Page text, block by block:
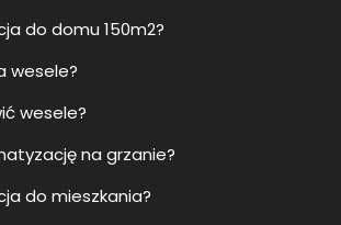
do domu 150m2?
wesele?
wesele?
na grzanie?
do mieszkania?